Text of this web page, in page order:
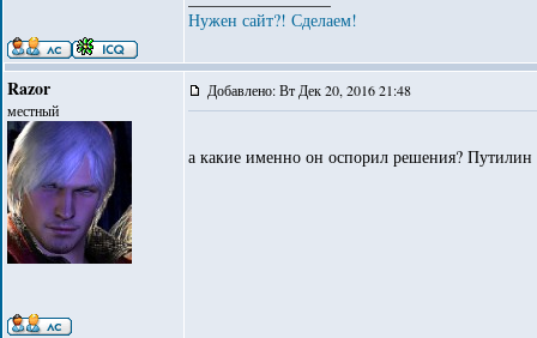
Нужен сайт?! Сделаем!
Razor
местный
Добавлено: Вт Дек 20, 2016 21:48
а какие именно он оспорил решения? Путилин